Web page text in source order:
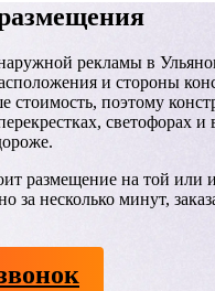
рекламы в
и стороны
поэтому
светофорах и
размещение на той или
за несколько минут,